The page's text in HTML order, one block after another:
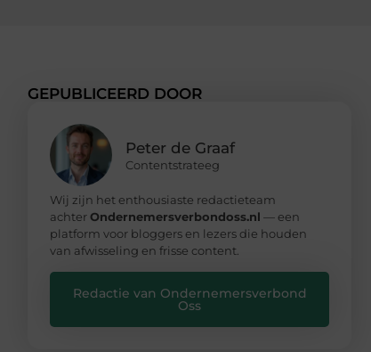
GEPUBLICEERD DOOR
Peter de Graaf
Contentstrateeg
Wij zijn het enthousiaste redactieteam
achterOndernemersverbondoss.nl — een
platform voor bloggers en lezers die houden
van afwisseling en frisse content.
Redactie van Ondernemersverbond
Oss